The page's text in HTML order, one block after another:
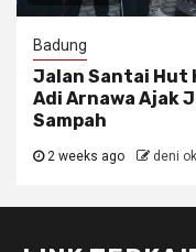
Badung
Jalan Santai Hut
Adi Arnawa Ajak
Sampah
2 weeks ago deni